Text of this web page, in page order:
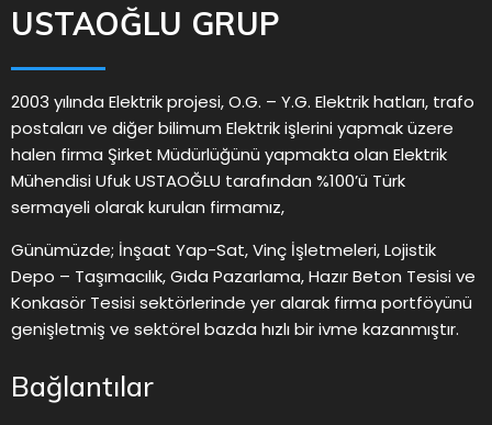
USTAOĞLU GRUP
2003 yılında Elektrik projesi, O.G. – Y.G. Elektrik hatları, trafo
postaları ve diğer bilimum Elektrik işlerini yapmak üzere
halen firma Şirket Müdürlüğünü yapmakta olan Elektrik
Mühendisi Ufuk USTAOĞLU tarafından %100’ü Türk
sermayeli olarak kurulan firmamız,
Günümüzde; İnşaat Yap-Sat, Vinç İşletmeleri, Lojistik
Depo – Taşımacılık, Gıda Pazarlama, Hazır Beton Tesisi ve
Konkasör Tesisi sektörlerinde yer alarak firma portföyünü
genişletmiş ve sektörel bazda hızlı bir ivme kazanmıştır.
Bağlantılar